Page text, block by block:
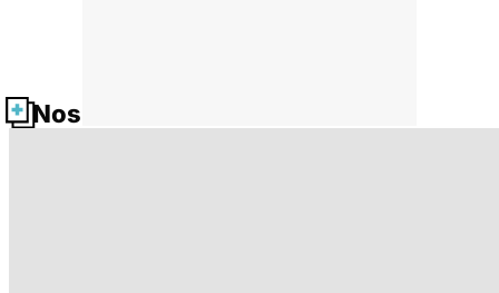
Nos fiches santé